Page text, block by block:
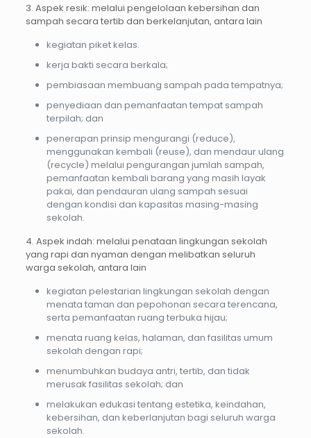
3. Aspek resik: melalui pengelolaan kebersihan dan
sampah secara tertib dan berkelanjutan, antara lain
kegiatan piket kelas.
kerja bakti secara berkala;
pembiasaan membuang sampah pada tempatnya;
penyediaan dan pemanfaatan tempat sampah
terpilah; dan
penerapan prinsip mengurangi (reduce),
menggunakan kembali (reuse), dan mendaur ulang
(recycle) melalui pengurangan jumlah sampah,
pemanfaatan kembali barang yang masih layak
pakai, dan pendauran ulang sampah sesuai
dengan kondisi dan kapasitas masing-masing
sekolah.
4. Aspek indah: melalui penataan lingkungan sekolah
yang rapi dan nyaman dengan melibatkan seluruh
warga sekolah, antara lain
kegiatan pelestarian lingkungan sekolah dengan
menata taman dan pepohonan secara terencana,
serta pemanfaatan ruang terbuka hijau;
menata ruang kelas, halaman, dan fasilitas umum
sekolah dengan rapi;
menumbuhkan budaya antri, tertib, dan tidak
merusak fasilitas sekolah; dan
melakukan edukasi tentang estetika, keindahan,
kebersihan, dan keberlanjutan bagi seluruh warga
sekolah.